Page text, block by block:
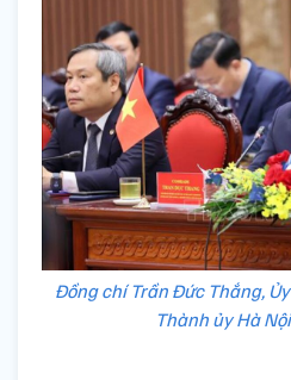
Đồng chí Trần Đức Thắng,
Thành ủy Hà